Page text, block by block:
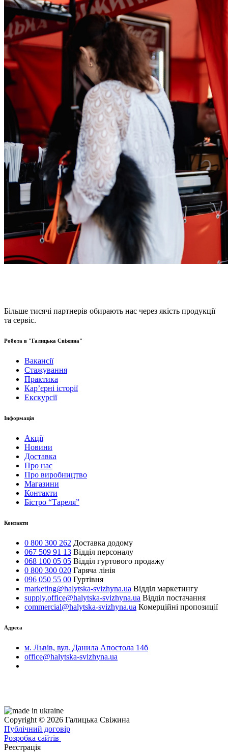
Більше тисячі партнерів обирають нас через якість продукції
та сервіс.
Робота в "Галицька Свіжина"
Вакансії
Стажування
Практика
Карʼєрні історії
Екскурсії
Інформація
Акції
Новини
Доставка
Про нас
Про виробництво
Магазини
Контакти
Бістро “Тареля”
Контакти
0 800 300 262 Доставка додому
067 509 91 13 Відділ персоналу
068 100 05 05 Відділ гуртового продажу
0 800 300 020 Гаряча лінія
096 050 55 00 Гуртівня
marketing@halytska-svizhyna.ua Відділ маркетингу
supply.office@halytska-svizhyna.ua Відділ постачання
commercial@halytska-svizhyna.ua Комерційні пропозиції
Адреса
м. Львів, вул. Данила Апостола 14б
office@halytska-svizhyna.ua
Copyright © 2026 Галицька Свіжина
Публічний договір
Розробка сайтів
Реєстрація